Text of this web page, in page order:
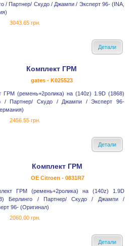
/ Партнер/ Скудо / Джампи / Эксперт 96- (INA,
3043.65 грн.
Детали
Комплект ГРМ
gates - K025523
ГРМ (ремень+2ролика) на (140z) 1.9D (1868)
/ Партнер/ Скудо / Джампи / Эксперт 96-
2456.55 грн.
Детали
Комплект ГРМ
OE Citroen - 0831R7
ГРМ (ремень+2ролика) на (140z) 1.9D
Берлинго / Партнер/ Скудо / Джампи /
96- (Оригинал)
2060.00 грн.
Детали